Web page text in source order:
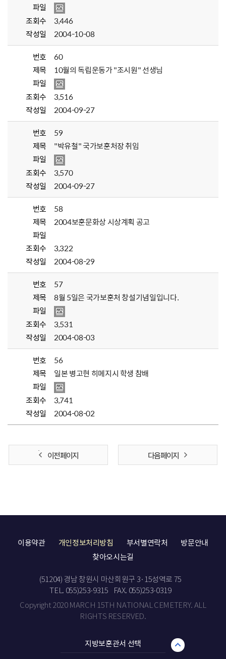
파일
조회수
3,446
작성일
2004-10-08
번호
60
제목
10월의 독립운동가 "조시원" 선생님
파일
조회수
3,516
작성일
2004-09-27
번호
59
제목
"박유철" 국가보훈처장 취임
파일
조회수
3,570
작성일
2004-09-27
번호
58
제목
2004보훈문화상 시상계획 공고
파일
조회수
3,322
작성일
2004-08-29
번호
57
제목
8월 5일은 국가보훈처 창설기념일입니다.
파일
조회수
3,531
작성일
2004-08-03
번호
56
제목
일본 병고현 히메지시 학생 참배
파일
조회수
3,741
작성일
2004-08-02
이전 페이지 다음 페이지
이용약관 개인정보처리방침 부서별연락처
방문안내
찾아오시는길
(51204) 경남 창원시 마산회원구 3·15성역로 75
TEL. 055)253-9315
FAX. 055)253-0319
Copyright 2020 MARCH 15TH NATIONAL CEMETERY. ALL
RIGHTS RESERVED.
지방보훈관서 선택